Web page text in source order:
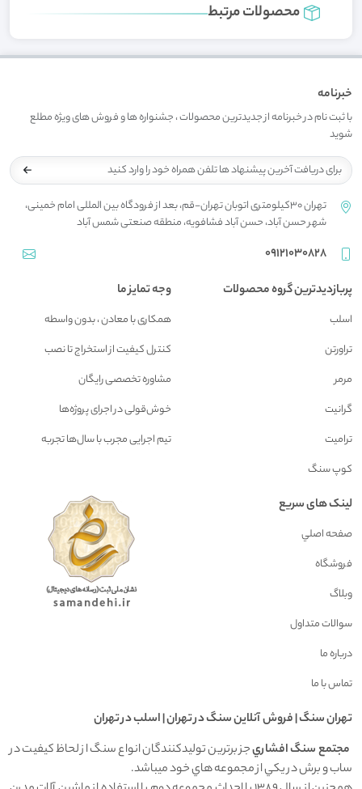
محصولات مرتبط
خبرنامه
با ثبت نام در خبرنامه از جدیدترین محصولات ، جشنواره ها و فروش های ویژه مطلع
شوید
تهران 30کیلومتری اتوبان تهران-قم، بعد از فرودگاه بین المللی امام خمینی،
شهر حسن آباد، حسن آباد فشافویه، منطقه صنعتی شمس آباد
09121030828
پربازدیدترین گروه محصولات
اسلب
تراورتن
مرمر
گرانیت
ترامیت
کوپ سنگ
وجه تمایز ما
همکاری با معادن ، بدون واسطه
کنترل کیفیت از استخراج تا نصب
مشاوره تخصصی رایگان
خوش‌قولی در اجرای پروژه‌ها
تیم اجرایی مجرب با سال‌ها تجربه
لینک های سریع
صفحه اصلي
فروشگاه
وبلاگ
سوالات متداول
درباره ما
تماس با ما
تهران سنگ | فروش آنلاين سنگ در تهران | اسلب در تهران
مجتمع سنگ افشاريجز برترين توليدکنندگان انواع سنگ از لحاظ کيفيت در
ساب و برش در يکي از مجموعه هاي خود ميباشد.